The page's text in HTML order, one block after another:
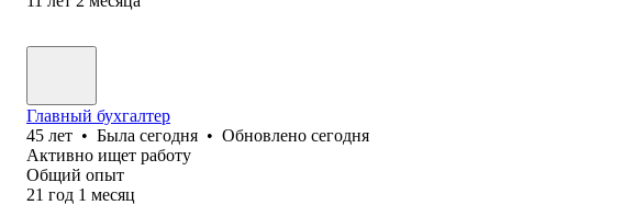
Главный бухгалтер
45 лет • Была сегодня • Обновлено сегодня
Активно ищет работу
Общий опыт
21 год 1 месяц